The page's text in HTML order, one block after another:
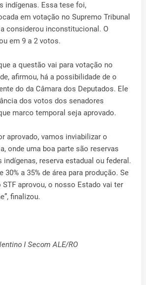
indígenas. Essa tese foi,
em votação no Supremo Tribunal
a considerou inconstitucional. O
em 9 a 2 votos.
a questão vai para votação no
afirmou, há a possibilidade de o
do da Câmara dos Deputados. Ele
dos votos dos senadores
marco temporal seja aprovado.
aprovado, vamos inviabilizar o
onde uma boa parte são reservas
reserva estadual ou federal.
30% a 35% de área para produção. Se
aprovou, o nosso Estado vai ter
finalizou.
I Secom ALE/RO